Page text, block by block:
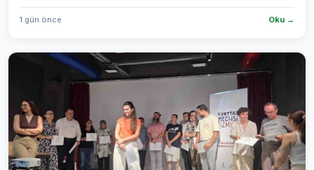
1 gün önce Oku →